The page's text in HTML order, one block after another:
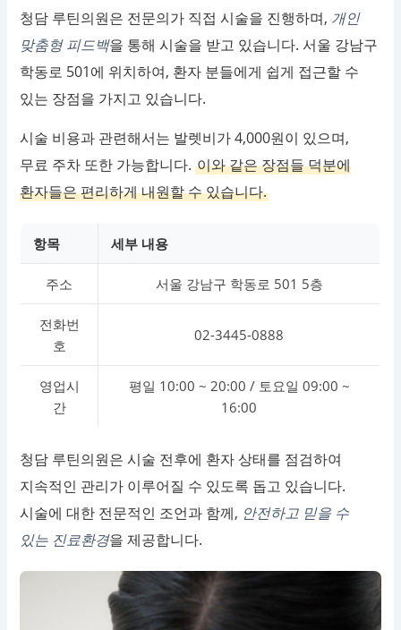
청담 루틴의원은 전문의가 직접 시술을 진행하며, 개인
맞춤형 피드백을 통해 시술을 받고 있습니다. 서울 강남구
학동로 501에 위치하여, 환자 분들에게 쉽게 접근할 수
있는 장점을 가지고 있습니다.
시술 비용과 관련해서는 발렛비가 4,000원이 있으며,
무료 주차 또한 가능합니다.이와 같은 장점들 덕분에
환자들은 편리하게 내원할 수 있습니다.
항목 세부 내용
주소 서울 강남구 학동로 501 5층
전화번
호
02-3445-0888
영업시
간
평일 10:00 ~ 20:00 / 토요일 09:00 ~
16:00
청담 루틴의원은 시술 전후에 환자 상태를 점검하여
지속적인 관리가 이루어질 수 있도록 돕고 있습니다.
시술에 대한 전문적인 조언과 함께, 안전하고 믿을 수
있는 진료환경을 제공합니다.